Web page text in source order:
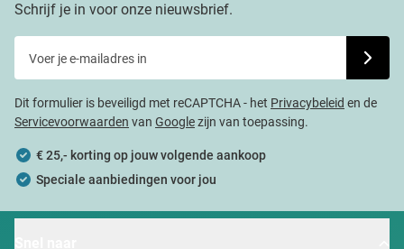
Schrijf je in voor onze nieuwsbrief.
Dit formulier is beveiligd met reCAPTCHA - het Privacybeleid en de
Servicevoorwaarden van Googlezijn van toepassing.
€ 25,- korting op jouw volgende aankoop
Speciale aanbiedingen voor jou